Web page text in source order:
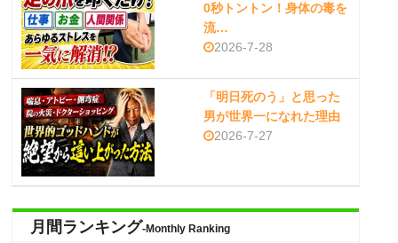
0秒トントン！身体の毒を
流…
2026-7-28
「明日死のう」と思った
男が世界一になれた理由
2026-7-27
月間ランキング-Monthly Ranking